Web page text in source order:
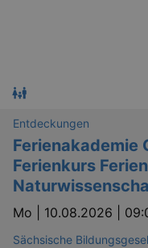
Entdeckungen
Ferienakademie
Ferienkurs
Mo | 10.08.2026 |
Sächsische